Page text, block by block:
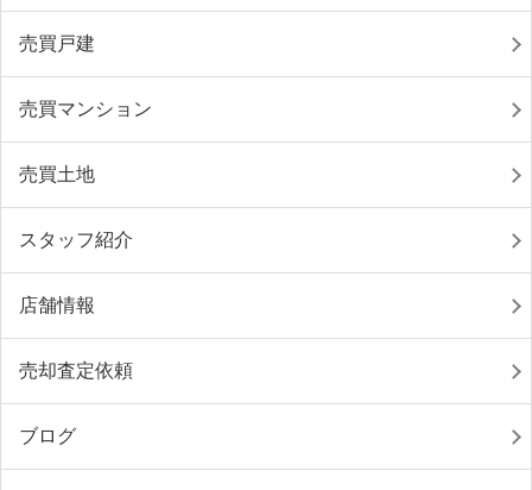
売買戸建
売買マンション
売買土地
スタッフ紹介
店舗情報
売却査定依頼
ブログ